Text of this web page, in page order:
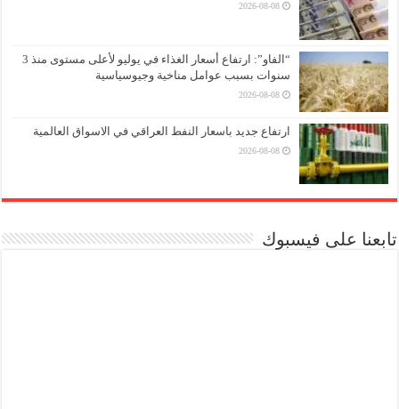
2026-08-08
“الفاو”: ارتفاع أسعار الغذاء في يوليو لأعلى مستوى منذ 3
سنوات بسبب عوامل مناخية وجيوسياسية
2026-08-08
ارتفاع جديد باسعار النفط العراقي في الاسواق العالمية
2026-08-08
تابعنا على فيسبوك